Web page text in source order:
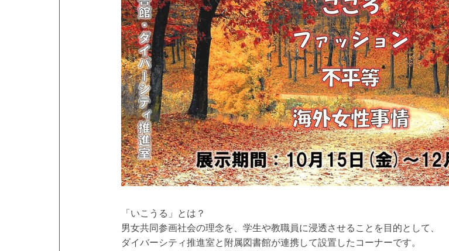
「いこうる」とは？
男女共同参画社会の理念を、学生や教職員に浸透させることを目的として、
ダイバーシティ推進室と附属図書館が連携して設置したコーナーです。